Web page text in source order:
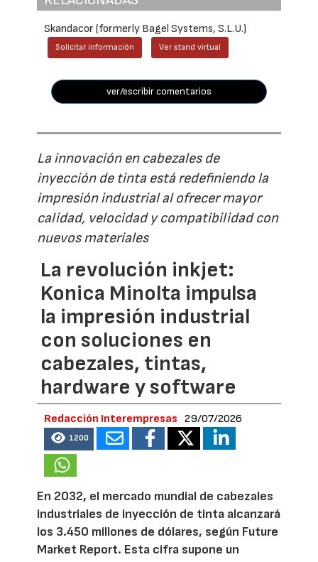
Skandacor (formerly Bagel Systems, S.L.U.)
Solicitar información Ver stand virtual
ver/escribir comentarios
La innovación en cabezales de
inyección de tinta está redefiniendo la
impresión industrial al ofrecer mayor
calidad, velocidad y compatibilidad con
nuevos materiales
La revolución inkjet:
Konica Minolta impulsa
la impresión industrial
con soluciones en
cabezales, tintas,
hardware y software
Redacción Interempresas 29/07/2026
1200
En 2032, el mercado mundial de cabezales
industriales de inyección de tinta alcanzará
los 3.450 millones de dólares, según Future
Market Report. Esta cifra supone un